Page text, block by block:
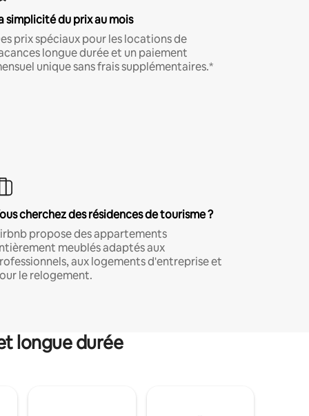
simplicité du prix au mois
prix spéciaux pour les locations de
longue durée et un paiement
unique sans frais supplémentaires.*
cherchez des résidences de tourisme ?
propose des appartements
meublés adaptés aux
aux logements d'entreprise et
le relogement.
longue durée